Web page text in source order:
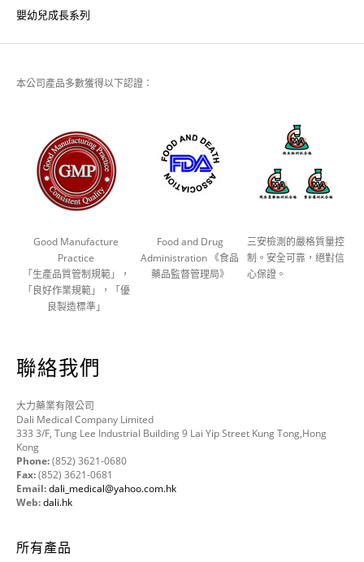
嬰幼兒成長系列
本公司產品多數獲得以下認證：
Good Manufacture
Practice
「生產品質管制規範」，
「良好作業規範」，「優
良製造標準」
Food and Drug
Administration 《食品
藥品監督管理局》
三安檢測的嚴格質量控
制。安全可靠，絕對信
心保證。
聯絡我們
大力藥業有限公司
Dali Medical Company Limited
333 3/F, Tung Lee Industrial Building 9 Lai Yip Street Kung Tong,Hong
Kong
Phone:(852) 3621-0680
Fax:(852) 3621-0681
Email:dali_medical@yahoo.com.hk
Web:dali.hk
所有產品